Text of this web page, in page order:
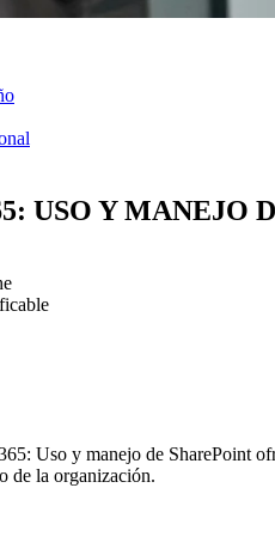
USO Y MANEJO
Uso y manejo de SharePoint
de la organización.